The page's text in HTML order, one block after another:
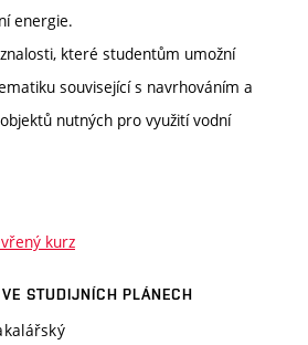
energie.
které studentům umožní
související s navrhováním a
nutných pro využití vodní
kurz
STUDIJNÍCH PLÁNECH